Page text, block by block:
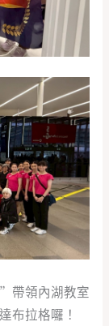
帶領內湖教室
布拉格囉！